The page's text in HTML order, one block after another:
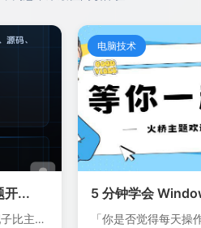
开...
比主题
电脑技术
5 分钟学会
「你是否觉得每天操